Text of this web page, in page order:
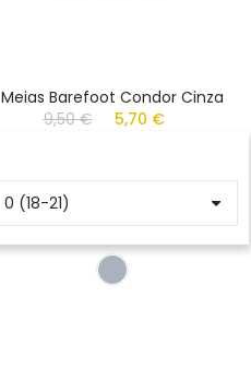
Meias Barefoot Condor Cinza
9,50 €
5,70 €